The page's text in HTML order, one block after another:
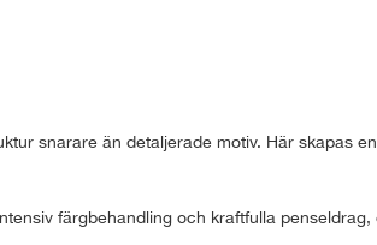
snarare än detaljerade motiv. Här skapas
färgbehandling och kraftfulla